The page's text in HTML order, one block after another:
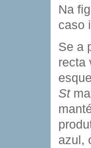
Na
caso
Se a
recta
St
azul,